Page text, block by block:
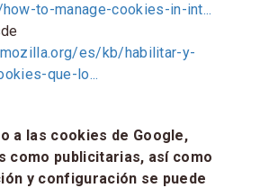
to-manage-cookies-in-int...
es/kb/habilitar-y-
que-lo...
a las cookies de Google,
como publicitarias, así como
y configuración se puede